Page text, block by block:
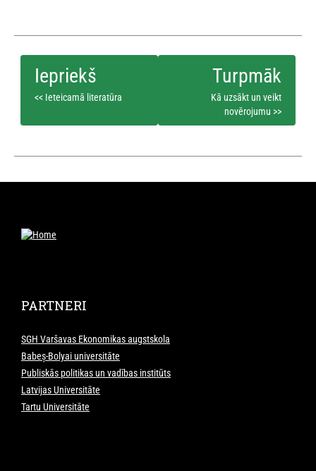
<< Ieteicamā literatūra
Kā uzsākt un veikt
novērojumu >>
PARTNERI
SGH Varšavas Ekonomikas augstskola
Babeș-Bolyai universitāte
Publiskās politikas un vadības institūts
Latvijas Universitāte
Tartu Universitāte